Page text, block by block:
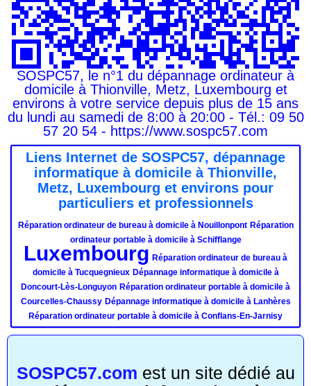
SOSPC57, le n°1 du dépannage ordinateur à
domicile à Thionville, Metz, Luxembourg et
environs à votre service depuis plus de 15 ans
du lundi au samedi de 8:00 à 20:00 - Tél.: 09 50
57 20 54 - https://www.sospc57.com
Liens Internet de SOSPC57, dépannage
informatique à domicile à Thionville,
Metz, Luxembourg et environs pour
particuliers et professionnels
Réparation ordinateur de bureau à domicile à Nouillonpont Réparation
ordinateur portable à domicile à Schifflange
Luxembourg Réparation ordinateur de bureau à
domicile à Tucquegnieux Dépannage informatique à domicile à
Doncourt-Lès-Longuyon Réparation ordinateur portable à domicile à
Courcelles-Chaussy Dépannage informatique à domicile à Lanhères
Réparation ordinateur portable à domicile à Conflans-En-Jarnisy
SOSPC57.com est un site dédié au